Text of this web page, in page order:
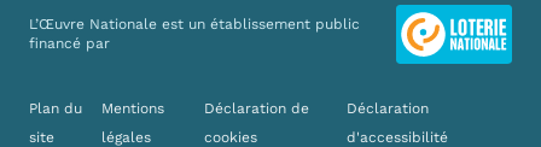
L’Œuvre Nationale est un établissement public
financé par
Liens divers
Plan du
site
Mentions
légales
Déclaration de
cookies
Déclaration
d'accessibilité